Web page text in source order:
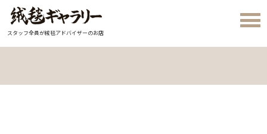
スタッフ全員が絨毯アドバイザーのお店